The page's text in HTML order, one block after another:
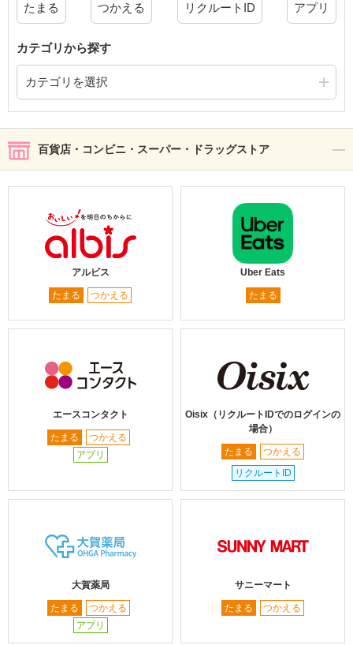
たまる つかえる リクルートID アプリ
カテゴリから探す
カテゴリを選択
百貨店・コンビニ・スーパー・ドラッグストア
アルビス
たまる つかえる
Uber Eats
たまる
エースコンタクト
たまる
つかえる
アプリ
Oisix（リクルートIDでのログインの
場合）
たまる
つかえる
リクルートID
大賀薬局
たまる
つかえる
アプリ
サニーマート
たまる つかえる